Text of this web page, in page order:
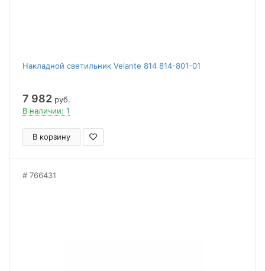
Накладной светильник Velante 814 814-801-01
7 982 руб.
В наличии: 1
В корзину
766431